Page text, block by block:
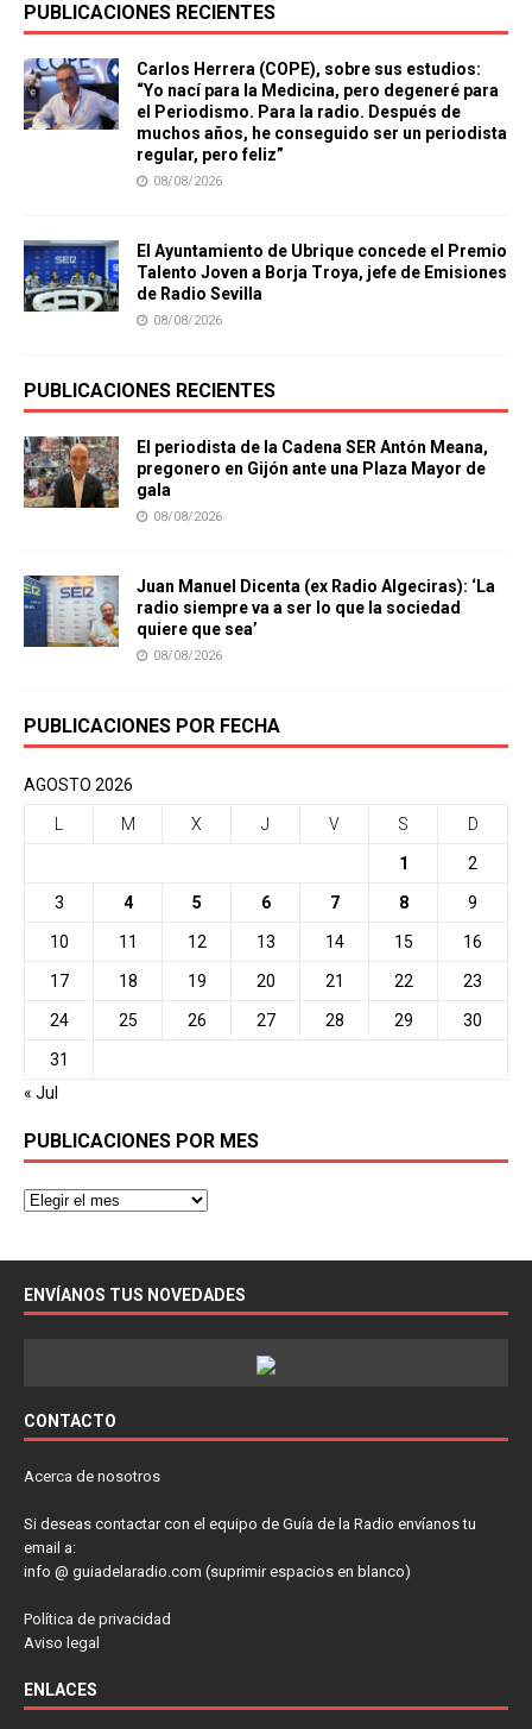
PUBLICACIONES RECIENTES
Carlos Herrera (COPE), sobre sus estudios:
“Yo nací para la Medicina, pero degeneré para
el Periodismo. Para la radio. Después de
muchos años, he conseguido ser un periodista
regular, pero feliz”
08/08/2026
El Ayuntamiento de Ubrique concede el Premio
Talento Joven a Borja Troya, jefe de Emisiones
de Radio Sevilla
08/08/2026
PUBLICACIONES RECIENTES
El periodista de la Cadena SER Antón Meana,
pregonero en Gijón ante una Plaza Mayor de
gala
08/08/2026
Juan Manuel Dicenta (ex Radio Algeciras): ‘La
radio siempre va a ser lo que la sociedad
quiere que sea’
08/08/2026
PUBLICACIONES POR FECHA
AGOSTO 2026
M X J V S D
1 2
3 4 5 6 7 8 9
10 11 12 13 14 15 16
17 18 19 20 21 22 23
24 25 26 27 28 29 30
31
« Jul
PUBLICACIONES POR MES
ENVÍANOS TUS NOVEDADES
CONTACTO
Acerca de nosotros
Si deseas contactar con el equipo de Guía de la Radio envíanos tu
email a:
info @ guiadelaradio.com (suprimir espacios en blanco)
Política de privacidad
Aviso legal
ENLACES